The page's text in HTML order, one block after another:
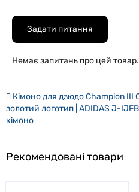
Задати питання
Немає запитань про цей товар.
Кімоно для дзюдо Champion III
золотий логотип | ADIDAS J-
кімоно
Рекомендовані товари